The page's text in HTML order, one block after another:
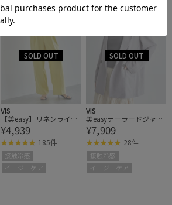
VIS
【美easy】リネンライク
ワンタックワイドスラッ
クスパンツ
¥4,939
185件
接触冷感
イージーケア
VIS
美easyテーラードジャケ
ット【洗える】
¥7,909
28件
接触冷感
イージーケア